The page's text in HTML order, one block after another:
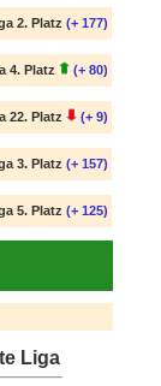
2. Platz (+ 177)
4. Platz (+ 80)
22. Platz (+ 9)
3. Platz (+ 157)
5. Platz (+ 125)
Liga